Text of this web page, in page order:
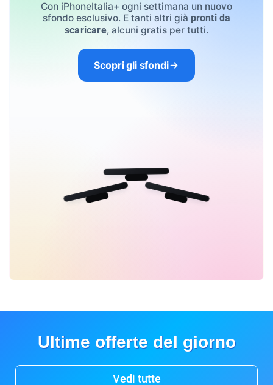
Con iPhoneItalia+ ogni settimana un nuovo
sfondo esclusivo. E tanti altri già pronti da
scaricare, alcuni gratis per tutti.
Scopri gli sfondi
Ultime offerte del giorno
Vedi tutte